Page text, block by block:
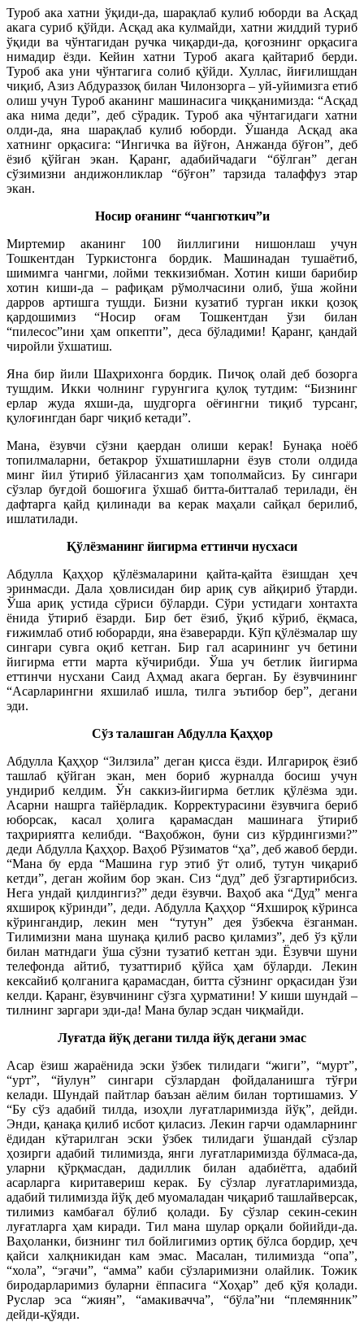
Туроб ака хатни ўқиди-да, шарақлаб кулиб юборди ва Асқад
акага суриб қўйди. Асқад ака кулмайди, хатни жиддий туриб
ўқиди ва чўнтагидан ручка чиқарди-да, қоғознинг орқасига
нимадир ёзди. Кейин хатни Туроб акага қайтариб берди.
Туроб ака уни чўнтагига солиб қўйди. Хуллас, йиғилишдан
чиқиб, Азиз Абдураззоқ билан Чилонзорга – уй-уйимизга етиб
олиш учун Туроб аканинг машинасига чиққанимизда: “Асқад
ака нима деди”, деб сўрадик. Туроб ака чўнтагидаги хатни
олди-да, яна шарақлаб кулиб юборди. Ўшанда Асқад ака
хатнинг орқасига: “Ингичка ва йўғон, Анжанда бўғон”, деб
ёзиб қўйган экан. Қаранг, адабийчадаги “бўлган” деган
сўзимизни андижонликлар “бўғон” тарзида талаффуз этар
экан.
Носир оғанинг “чангюткич”и
Миртемир аканинг 100 йиллигини нишонлаш учун
Тошкентдан Туркистонга бордик. Машинадан тушаётиб,
шимимга чангми, лойми теккизибман. Хотин киши барибир
хотин киши-да – рафиқам рўмолчасини олиб, ўша жойни
дарров артишга тушди. Бизни кузатиб турган икки қозоқ
қардошимиз “Носир оғам Тошкентдан ўзи билан
“пилесос”ини ҳам опкепти”, деса бўладими! Қаранг, қандай
чиройли ўхшатиш.
Яна бир йили Шаҳрихонга бордик. Пичоқ олай деб бозорга
тушдим. Икки чолнинг гурунгига қулоқ тутдим: “Бизнинг
ерлар жуда яхши-да, шудгорга оёғингни тиқиб турсанг,
қулоғингдан барг чиқиб кетади”.
Мана, ёзувчи сўзни қаердан олиши керак! Бунақа ноёб
топилмаларни, бетакрор ўхшатишларни ёзув столи олдида
минг йил ўтириб ўйласангиз ҳам тополмайсиз. Бу сингари
сўзлар буғдой бошоғига ўхшаб битта-битталаб терилади, ён
дафтарга қайд қилинади ва керак маҳали сайқал берилиб,
ишлатилади.
Қўлёзманинг йигирма еттинчи нусхаси
Абдулла Қаҳҳор қўлёзмаларини қайта-қайта ёзишдан ҳеч
эринмасди. Дала ҳовлисидан бир ариқ сув айқириб ўтарди.
Ўша ариқ устида сўриси бўларди. Сўри устидаги хонтахта
ёнида ўтириб ёзарди. Бир бет ёзиб, ўқиб кўриб, ёқмаса,
ғижимлаб отиб юборарди, яна ёзаверарди. Кўп қўлёзмалар шу
сингари сувга оқиб кетган. Бир гал асарининг уч бетини
йигирма етти марта кўчирибди. Ўша уч бетлик йигирма
еттинчи нусхани Саид Аҳмад акага берган. Бу ёзувчининг
“Асарларингни яхшилаб ишла, тилга эътибор бер”, дегани
эди.
Сўз талашган Абдулла Қаҳҳор
Абдулла Қаҳҳор “Зилзила” деган қисса ёзди. Илгарироқ ёзиб
ташлаб қўйган экан, мен бориб журналда босиш учун
ундириб келдим. Ўн саккиз-йигирма бетлик қўлёзма эди.
Асарни нашрга тайёрладик. Корректурасини ёзувчига бериб
юборсак, касал ҳолига қарамасдан машинага ўтириб
таҳририятга келибди. “Ваҳобжон, буни сиз кўрдингизми?”
деди Абдулла Қаҳҳор. Ваҳоб Рўзиматов “ҳа”, деб жавоб берди.
“Мана бу ерда “Машина гур этиб ўт олиб, тутун чиқариб
кетди”, деган жойим бор экан. Сиз “дуд” деб ўзгартирибсиз.
Нега ундай қилдингиз?” деди ёзувчи. Ваҳоб ака “Дуд” менга
яхшироқ кўринди”, деди. Абдулла Қаҳҳор “Яхшироқ кўринса
кўрингандир, лекин мен “тутун” дея ўзбекча ёзганман.
Тилимизни мана шунақа қилиб расво қиламиз”, деб ўз қўли
билан матндаги ўша сўзни тузатиб кетган эди. Ёзувчи шуни
телефонда айтиб, тузаттириб қўйса ҳам бўларди. Лекин
кексайиб қолганига қарамасдан, битта сўзнинг орқасидан ўзи
келди. Қаранг, ёзувчининг сўзга ҳурматини! У киши шундай –
тилнинг заргари эди-да! Мана булар эсдан чиқмайди.
Луғатда йўқ дегани тилда йўқ дегани эмас
Асар ёзиш жараёнида эски ўзбек тилидаги “жиги”, “мурт”,
“урт”, “йулун” сингари сўзлардан фойдаланишга тўғри
келади. Шундай пайтлар баъзан аёлим билан тортишамиз. У
“Бу сўз адабий тилда, изоҳли луғатларимизда йўқ”, дейди.
Энди, қанақа қилиб исбот қиласиз. Лекин гарчи одамларнинг
ёдидан кўтарилган эски ўзбек тилидаги ўшандай сўзлар
ҳозирги адабий тилимизда, янги луғатларимизда бўлмаса-да,
уларни қўрқмасдан, дадиллик билан адабиётга, адабий
асарларга киритавериш керак. Бу сўзлар луғатларимизда,
адабий тилимизда йўқ деб муомаладан чиқариб ташлайверсак,
тилимиз камбағал бўлиб қолади. Бу сўзлар секин-секин
луғатларга ҳам киради. Тил мана шулар орқали бойийди-да.
Ваҳоланки, бизнинг тил бойлигимиз ортиқ бўлса бордир, ҳеч
қайси халқникидан кам эмас. Масалан, тилимизда “опа”,
“хола”, “эгачи”, “амма” каби сўзларимизни олайлик. Тожик
биродарларимиз буларни ёппасига “Хоҳар” деб қўя қолади.
Руслар эса “жиян”, “амакивачча”, “бўла”ни “племянник”
дейди-қўяди.